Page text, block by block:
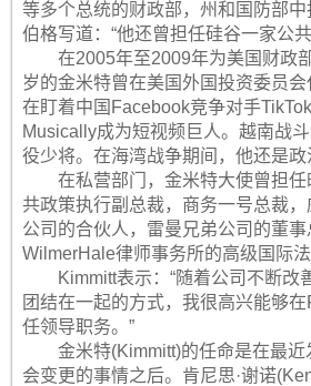
等多个总统的财政部，州和国防部
伯格写道：“他还曾担任硅谷一家公
在2005年至2009年为美国财政
岁的金米特曾在美国外国投资委员
在盯着中国Facebook竞争对手
Musically成为短视频巨人。越南战
役少将。在海湾战争期间，他还是政
在私营部门，金米特大使曾担
共政策执行副总裁，商务一号总裁
公司的合伙人，雷曼兄弟公司的董
WilmerHale律师事务所的高级国际法
Kimmitt表示：“随着公司不断改
团结在一起的方式，我很高兴能够
任领导职务。”
金米特(Kimmitt)的任命是在最
会变更的事情之后。肯尼思·谢诺